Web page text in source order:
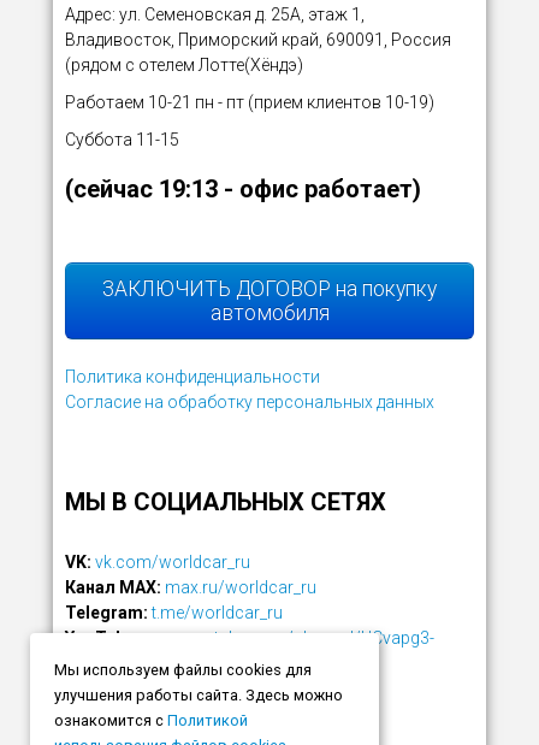
Адрес: ул. Семеновская д. 25А, этаж 1,
Владивосток, Приморский край, 690091, Россия
(рядом с отелем Лотте(Хёндэ)
Работаем 10-21 пн - пт (прием клиентов 10-19)
Суббота 11-15
(сейчас 19:13 - офис работает)
ЗАКЛЮЧИТЬ ДОГОВОР на покупку
автомобиля
Политика конфиденциальности
Согласие на обработку персональных данных
МЫ В СОЦИАЛЬНЫХ СЕТЯХ
VK: vk.com/worldcar_ru
Канал MAX: max.ru/worldcar_ru
Telegram: t.me/worldcar_ru
YouTube:
www.youtube.com/channel/UCvapg3-
rZzjFLm7PMeMv2NQ
Мы используем файлы cookies для
улучшения работы сайта. Здесь можно
ознакомится с Политикой